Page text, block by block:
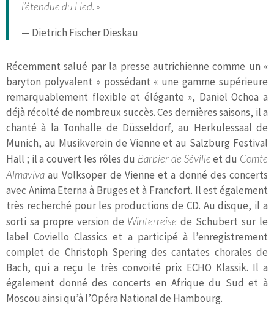
l’étendue du Lied. »
— Dietrich Fischer Dieskau
Récemment salué par la presse autrichienne comme un «
baryton polyvalent » possédant « une gamme supérieure
remarquablement flexible et élégante », Daniel Ochoa a
déjà récolté de nombreux succès. Ces dernières saisons, il a
chanté à la Tonhalle de Düsseldorf, au Herkulessaal de
Munich, au Musikverein de Vienne et au Salzburg Festival
Hall ; il a couvert les rôles du Barbier de Sévilleet du Comte
Almaviva au Volksoper de Vienne et a donné des concerts
avec Anima Eterna à Bruges et à Francfort. Il est également
très recherché pour les productions de CD. Au disque, il a
sorti sa propre version de Winterreise de Schubert sur le
label Coviello Classics et a participé à l’enregistrement
complet de Christoph Spering des cantates chorales de
Bach, qui a reçu le très convoité prix ECHO Klassik. Il a
également donné des concerts en Afrique du Sud et à
Moscou ainsi qu’à l’Opéra National de Hambourg.